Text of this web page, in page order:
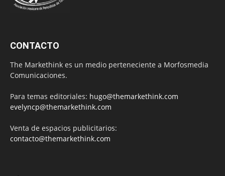
CONTACTO
The Markethink es un medio perteneciente a Morfosmedia
Comunicaciones.
Para temas editoriales: hugo@themarkethink.com
evelyncp@themarkethink.com
Venta de espacios publicitarios:
contacto@themarkethink.com